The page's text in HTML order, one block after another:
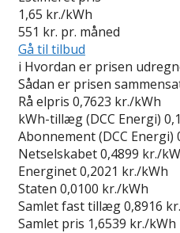
1,65 kr./kWh
551 kr. pr. måned
Gå til tilbud
i Hvordan er prisen
Sådan er prisen
Rå elpris 0,7623 kr./kWh
kWh-tillæg (DCC Energi)
Abonnement (DCC Energi)
Netselskabet0,4899 kr./
Energinet0,2021 kr./kWh
Staten 0,0100 kr./kWh
Samlet fast tillæg0,8916
Samlet pris 1,6539 kr./kWh